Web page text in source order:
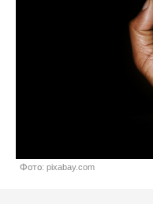
Фото: pixabay.com